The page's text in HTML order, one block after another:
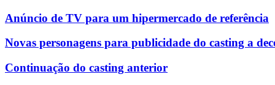
Anúncio de TV para um hipermercado de referência
Novas personagens para publicidade do casting a
Continuação do casting anterior